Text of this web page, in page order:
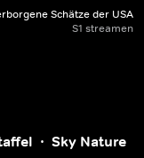
Schätze der USA
S1 streamen
Sky Nature